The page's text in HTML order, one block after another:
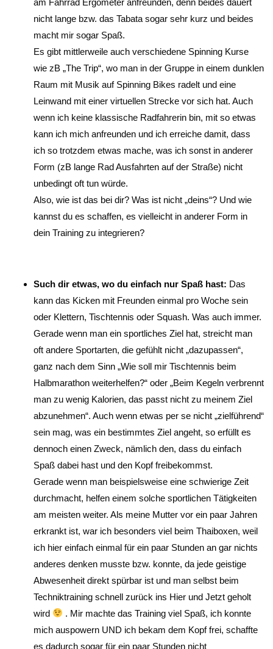
am Fahrrad Ergometer anfreunden, denn beides dauert
nicht lange bzw. das Tabata sogar sehr kurz und beides
macht mir sogar Spaß.
Es gibt mittlerweile auch verschiedene Spinning Kurse
wie zB „The Trip“, wo man in der Gruppe in einem dunklen
Raum mit Musik auf Spinning Bikes radelt und eine
Leinwand mit einer virtuellen Strecke vor sich hat. Auch
wenn ich keine klassische Radfahrerin bin, mit so etwas
kann ich mich anfreunden und ich erreiche damit, dass
ich so trotzdem etwas mache, was ich sonst in anderer
Form (zB lange Rad Ausfahrten auf der Straße) nicht
unbedingt oft tun würde.
Also, wie ist das bei dir? Was ist nicht „deins“? Und wie
kannst du es schaffen, es vielleicht in anderer Form in
dein Training zu integrieren?
Such dir etwas, wo du einfach nur Spaß hast: Das
kann das Kicken mit Freunden einmal pro Woche sein
oder Klettern, Tischtennis oder Squash. Was auch immer.
Gerade wenn man ein sportliches Ziel hat, streicht man
oft andere Sportarten, die gefühlt nicht „dazupassen“,
ganz nach dem Sinn „Wie soll mir Tischtennis beim
Halbmarathon weiterhelfen?“ oder „Beim Kegeln verbrennt
man zu wenig Kalorien, das passt nicht zu meinem Ziel
abzunehmen“. Auch wenn etwas per se nicht „zielführend“
sein mag, was ein bestimmtes Ziel angeht, so erfüllt es
dennoch einen Zweck, nämlich den, dass du einfach
Spaß dabei hast und den Kopf freibekommst.
Gerade wenn man beispielsweise eine schwierige Zeit
durchmacht, helfen einem solche sportlichen Tätigkeiten
am meisten weiter. Als meine Mutter vor ein paar Jahren
erkrankt ist, war ich besonders viel beim Thaiboxen, weil
ich hier einfach einmal für ein paar Stunden an gar nichts
anderes denken musste bzw. konnte, da jede geistige
Abwesenheit direkt spürbar ist und man selbst beim
Techniktraining schnell zurück ins Hier und Jetzt geholt
wird
. Mir machte das Training viel Spaß, ich konnte
mich auspowern UND ich bekam dem Kopf frei, schaffte
es dadurch sogar für ein paar Stunden nicht